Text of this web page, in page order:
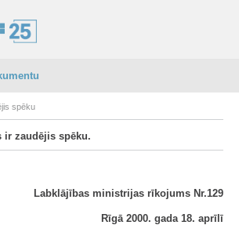
spēku
ir zaudējis spēku.
Labklājības ministrijas rīkojums Nr.129
Rīgā 2000. gada 18. aprīlī